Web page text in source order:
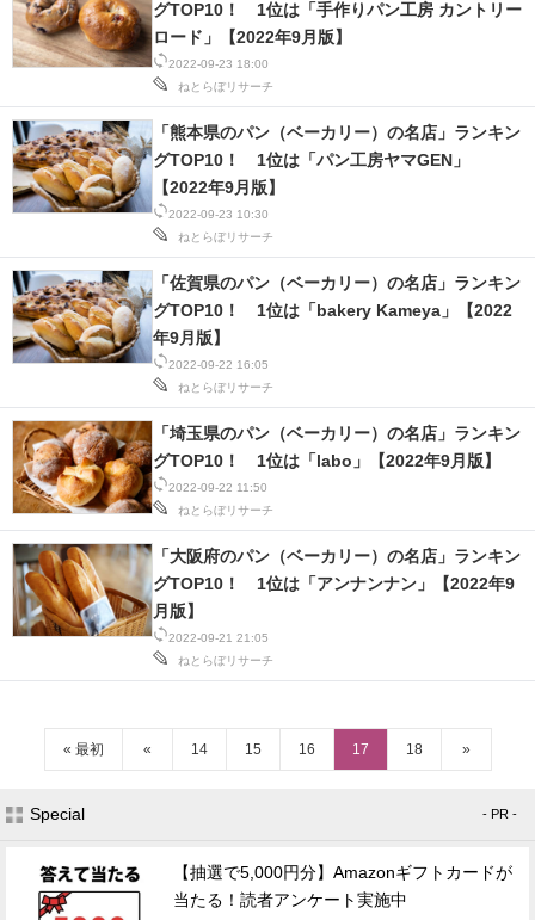
2022-09-23 18:00
ねとらぼリサーチ
グTOP10！ 1位は「手作りパン工房 カントリー
ロード」【2022年9月版】
2022-09-23 10:30
ねとらぼリサーチ
「熊本県のパン（ベーカリー）の名店」ランキン
グTOP10！ 1位は「パン工房ヤマGEN」
【2022年9月版】
2022-09-22 16:05
ねとらぼリサーチ
「佐賀県のパン（ベーカリー）の名店」ランキン
グTOP10！ 1位は「bakery Kameya」【2022
年9月版】
2022-09-22 11:50
ねとらぼリサーチ
「埼玉県のパン（ベーカリー）の名店」ランキン
グTOP10！ 1位は「labo」【2022年9月版】
2022-09-21 21:05
ねとらぼリサーチ
「大阪府のパン（ベーカリー）の名店」ランキン
グTOP10！ 1位は「アンナンナン」【2022年9
月版】
« 最初 « 14 15 16 17 18 »
Special - PR -
【抽選で5,000円分】Amazonギフトカードが
当たる！読者アンケート実施中